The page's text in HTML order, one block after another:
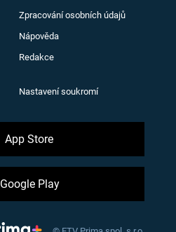
Zpracování osobních údajů
Nápověda
Redakce
Nastavení soukromí
App Store
Google Play